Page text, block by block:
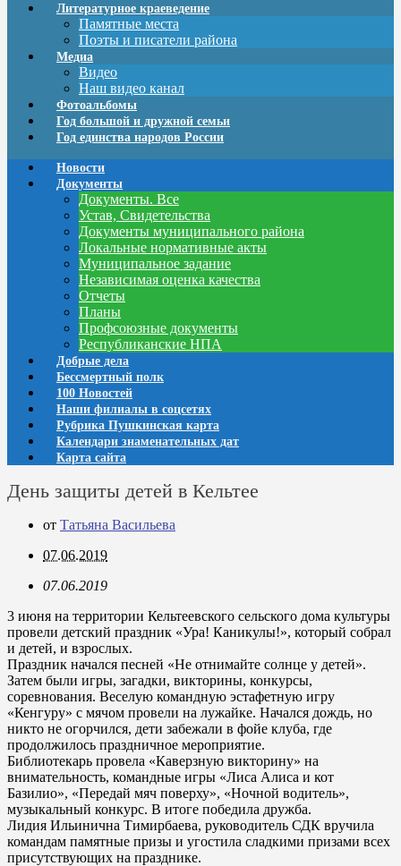
Литературное краеведение
Памятные места
Поэты и писатели района
Медиа
Видео
Наш видео канал
Фотоальбомы
Год большой и дружной семьи
Год единства народов России
Новости
Документы
Документы. Все
Устав, Свидетельства
Документы муниципального района
Локальные нормативные акты
Муниципальное задание
Независимая оценка качества
Отчеты
Планы
Профсоюзные документы
Республиканские НПА
Добрые дела
Бессмертный полк
100 Новостей
Наши филиалы в соцсетях
Рубрика Пушкинская карта
Календари знаменательных дат
Карта сайта
День защиты детей в Кельтее
от Татьяна Васильева
07.06.2019
07.06.2019
3 июня на территории Кельтеевского сельского дома культуры
провели детский праздник «Ура! Каникулы!», который собрал
и детей, и взрослых.
Праздник начался песней «Не отнимайте солнце у детей».
Затем были игры, загадки, викторины, конкурсы,
соревнования. Веселую командную эстафетную игру
«Кенгуру» с мячом провели на лужайке. Начался дождь, но
никто не огорчился, дети забежали в фойе клуба, где
продолжилось праздничное мероприятие.
Библиотекарь провела «Каверзную викторину» на
внимательность, командные игры «Лиса Алиса и кот
Базилио», «Передай мяч поверху», «Ночной водитель»,
музыкальный конкурс. В итоге победила дружба.
Лидия Ильинична Тимирбаева, руководитель СДК вручила
командам памятные призы и угостила сладкими призами всех
присутствующих на празднике.